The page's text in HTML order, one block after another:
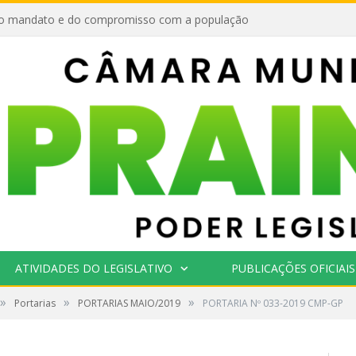
mandato e do compromisso com a população
ATIVIDADES DO LEGISLATIVO PUBLICAÇÕES OFICIAIS
» Portarias » PORTARIAS MAIO/2019 » PORTARIA Nº 033-2019 CMP-GP